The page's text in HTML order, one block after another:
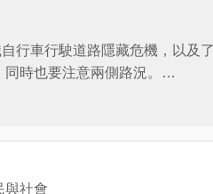
行車行駛道路隱藏危機，以及
時也要注意兩側路況。
影響騎士感知反應時間，增加
車，再由左側繞過它
與社會